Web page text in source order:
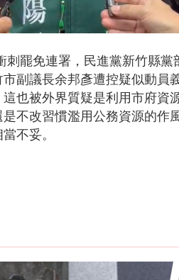
罷免連署，民進黨新竹縣
副議長余邦彥遭控疑似動員
也被外界質疑是利用市府資
不改習慣濫用公務資源的作
不妥。